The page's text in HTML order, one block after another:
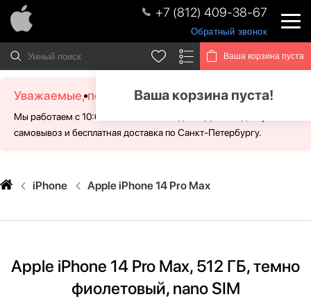
+7 (812) 409-38-67
Обратный звонок
Ваша корзина пуста
Ваша корзина пуста!
Уважаемые, посетители!
Мы работаем с 10:00 - 21:00 без выходных. Для Вас доступен
самовывоз и бесплатная доставка по Санкт-Петербургу.
iPhone Apple iPhone 14 Pro Max
Apple iPhone 14 Pro Max, 512 ГБ, темно
фиолетовый, nano SIM